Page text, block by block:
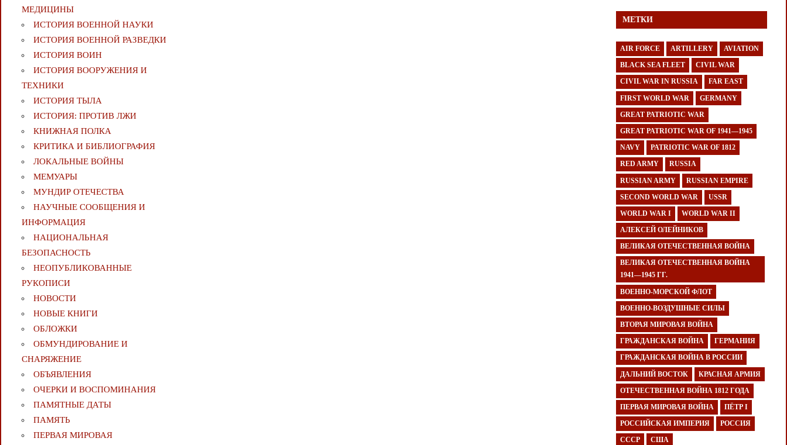
МЕДИЦИНЫ
ИСТОРИЯ ВОЕННОЙ НАУКИ
ИСТОРИЯ ВОЕННОЙ РАЗВЕДКИ
ИСТОРИЯ ВОИН
ИСТОРИЯ ВООРУЖЕНИЯ И
ТЕХНИКИ
ИСТОРИЯ ТЫЛА
ИСТОРИЯ: ПРОТИВ ЛЖИ
КНИЖНАЯ ПОЛКА
КРИТИКА И БИБЛИОГРАФИЯ
ЛОКАЛЬНЫЕ ВОЙНЫ
МЕМУАРЫ
МУНДИР ОТЕЧЕСТВА
НАУЧНЫЕ СООБЩЕНИЯ И
ИНФОРМАЦИЯ
НАЦИОНАЛЬНАЯ
БЕЗОПАСНОСТЬ
НЕОПУБЛИКОВАННЫЕ
РУКОПИСИ
НОВОСТИ
НОВЫЕ КНИГИ
ОБЛОЖКИ
ОБМУНДИРОВАНИЕ И
СНАРЯЖЕНИЕ
ОБЪЯВЛЕНИЯ
ОЧЕРКИ И ВОСПОМИНАНИЯ
ПАМЯТНЫЕ ДАТЫ
ПАМЯТЬ
ПЕРВАЯ МИРОВАЯ
МЕТКИ
AIR FORCE ARTILLERY AVIATION
BLACK SEA FLEET CIVIL WAR
CIVIL WAR IN RUSSIA FAR EAST
FIRST WORLD WAR GERMANY
GREAT PATRIOTIC WAR
GREAT PATRIOTIC WAR OF 1941—1945
NAVY PATRIOTIC WAR OF 1812
RED ARMY RUSSIA
RUSSIAN ARMY RUSSIAN EMPIRE
SECOND WORLD WAR USSR
WORLD WAR I WORLD WAR II
АЛЕКСЕЙ ОЛЕЙНИКОВ
ВЕЛИКАЯ ОТЕЧЕСТВЕННАЯ ВОЙНА
ВЕЛИКАЯ ОТЕЧЕСТВЕННАЯ ВОЙНА
1941—1945 ГГ.
ВОЕННО-МОРСКОЙ ФЛОТ
ВОЕННО-ВОЗДУШНЫЕ СИЛЫ
ВТОРАЯ МИРОВАЯ ВОЙНА
ГРАЖДАНСКАЯ ВОЙНА ГЕРМАНИЯ
ГРАЖДАНСКАЯ ВОЙНА В РОССИИ
ДАЛЬНИЙ ВОСТОК КРАСНАЯ АРМИЯ
ОТЕЧЕСТВЕННАЯ ВОЙНА 1812 ГОДА
ПЕРВАЯ МИРОВАЯ ВОЙНА ПЁТР I
РОССИЙСКАЯ ИМПЕРИЯ РОССИЯ
СССР США